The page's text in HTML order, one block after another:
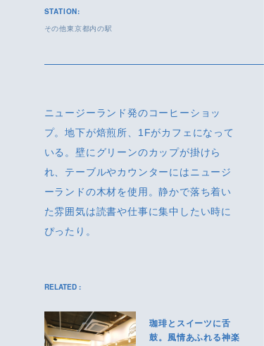
STATION:
その他東京都内の駅
ニュージーランド発のコーヒーショッ
プ。地下が焙煎所、1Fがカフェになって
いる。壁にグリーンのカップが掛けら
れ、テーブルやカウンターにはニュージ
ーランドの木材を使用。静かで落ち着い
た雰囲気は読書や仕事に集中したい時に
ぴったり。
RELATED :
珈琲とスイーツに舌
鼓。風情あふれる神楽